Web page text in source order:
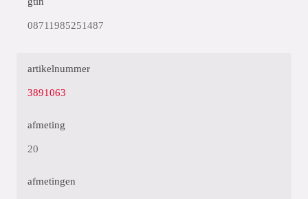
08711985251487
artikelnummer
3891063
afmeting
20
afmetingen